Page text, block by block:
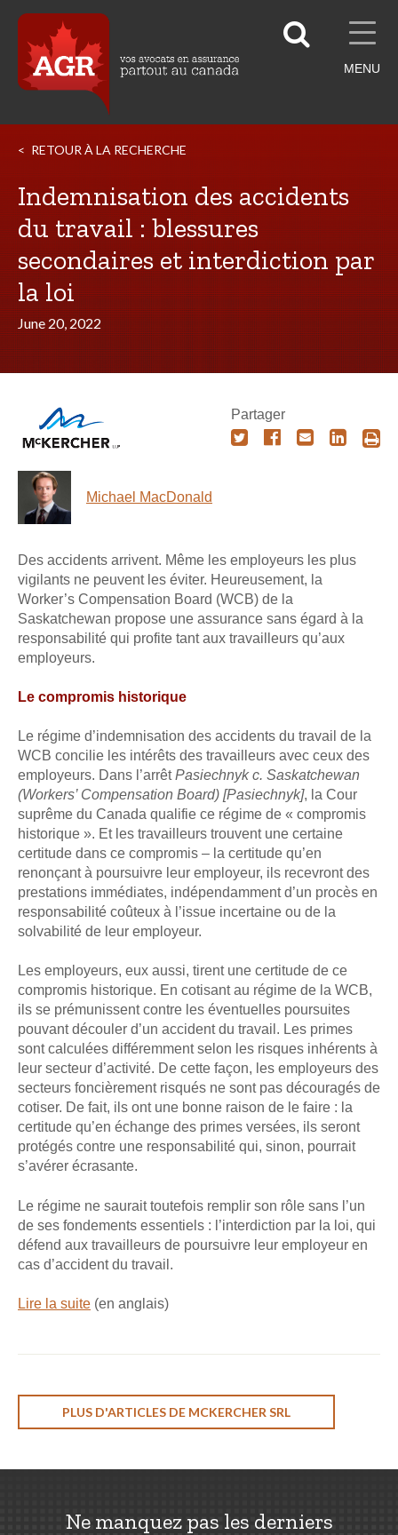
MENU
RETOUR À LA RECHERCHE
Indemnisation des accidents
du travail : blessures
secondaires et interdiction par
la loi
June 20, 2022
Michael MacDonald
Partager
Des accidents arrivent. Même les employeurs les plus
vigilants ne peuvent les éviter. Heureusement, la
Worker’s Compensation Board (WCB) de la
Saskatchewan propose une assurance sans égard à la
responsabilité qui profite tant aux travailleurs qu’aux
employeurs.
Le compromis historique
Le régime d’indemnisation des accidents du travail de la
WCB concilie les intérêts des travailleurs avec ceux des
employeurs. Dans l’arrêtPasiechnyk c. Saskatchewan
(Workers’ Compensation Board) [Pasiechnyk], la Cour
suprême du Canada qualifie ce régime de « compromis
historique ». Et les travailleurs trouvent une certaine
certitude dans ce compromis – la certitude qu’en
renonçant à poursuivre leur employeur, ils recevront des
prestations immédiates, indépendamment d’un procès en
responsabilité coûteux à l’issue incertaine ou de la
solvabilité de leur employeur.
Les employeurs, eux aussi, tirent une certitude de ce
compromis historique. En cotisant au régime de la WCB,
ils se prémunissent contre les éventuelles poursuites
pouvant découler d’un accident du travail. Les primes
sont calculées différemment selon les risques inhérents à
leur secteur d’activité. De cette façon, les employeurs des
secteurs foncièrement risqués ne sont pas découragés de
cotiser. De fait, ils ont une bonne raison de le faire : la
certitude qu’en échange des primes versées, ils seront
protégés contre une responsabilité qui, sinon, pourrait
s’avérer écrasante.
Le régime ne saurait toutefois remplir son rôle sans l’un
de ses fondements essentiels : l’interdiction par la loi, qui
défend aux travailleurs de poursuivre leur employeur en
cas d’accident du travail.
Lire la suite (en anglais)
PLUS D'ARTICLES DE MCKERCHER SRL
Ne manquez pas les derniers